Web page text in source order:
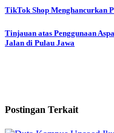
TikTok Shop Menghancurkan
Tinjauan atas Penggunaan
Jalan di Pulau Jawa
Postingan Terkait